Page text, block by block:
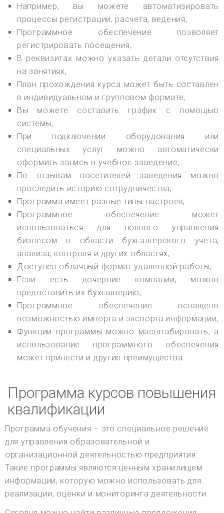
Например, вы можете автоматизировать
процессы регистрации, расчета, ведения;
Программное обеспечение позволяет
регистрировать посещения;
В реквизитах можно указать детали отсутствия
на занятиях;
План прохождения курса может быть составлен
в индивидуальном и групповом формате;
Вы можете составить график с помощью
системы;
При подключении оборудования или
специальных услуг можно автоматически
оформить запись в учебное заведение;
По отзывам посетителей заведения можно
проследить историю сотрудничества;
Программа имеет разные типы настроек;
Программное обеспечение может
использоваться для полного управления
бизнесом в области бухгалтерского учета,
анализа, контроля и других областях;
Доступен облачный формат удаленной работы;
Если есть дочерние компании, можно
предоставить их бухгалтерию;
Программное обеспечение оснащено
возможностью импорта и экспорта информации;
Функции программы можно масштабировать, а
использование программного обеспечения
может принести и другие преимущества.
Программа курсов повышения
квалификации
Программа обучения – это специальное решение
для управления образовательной и
организационной деятельностью предприятия.
Такие программы являются ценным хранилищем
информации, которую можно использовать для
реализации, оценки и мониторинга деятельности.